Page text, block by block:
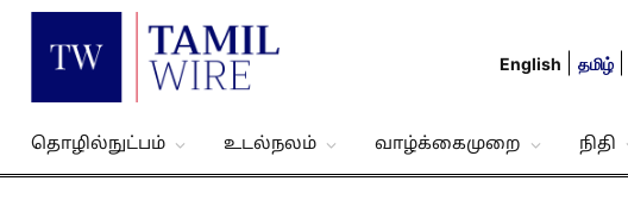
English தமிழ்
தொழில்நுட்பம் உடல்நலம் வாழ்க்கைமுறை நிதி